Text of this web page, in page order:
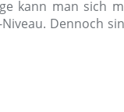
kann man sich
Dennoch